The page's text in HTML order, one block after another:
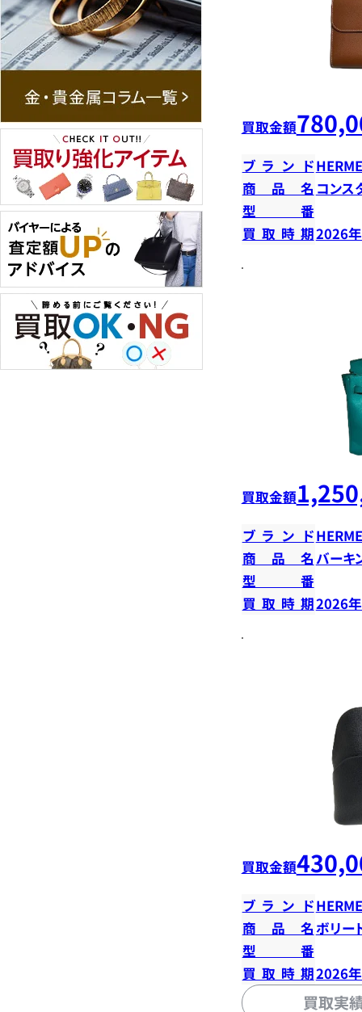
買取金額
ブランド
商品名 コンス
型番
買取時期2026
買取金額
ブランド
商品名 バーキ
型番
買取時期2026
買取金額
ブランド
商品名ボリー
型番
買取時期2026
買取実